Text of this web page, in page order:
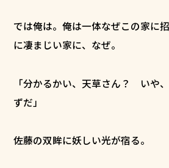
では俺は。俺は一体なぜこの家に
に凄まじい家に、なぜ。
「分かるかい、天草さん？ いや
ずだ」
佐藤の双眸に妖しい光が宿る。